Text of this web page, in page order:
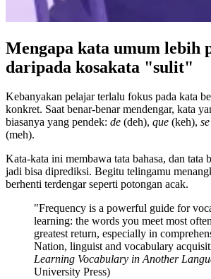
Mengapa kata umum lebih
daripada kosakata "sulit"
Kebanyakan pelajar terlalu fokus pada kata
konkret. Saat benar-benar mendengar, kata
biasanya yang pendek: de (deh), que (keh), se
(meh).
Kata-kata ini membawa tata bahasa, dan tata
jadi bisa diprediksi. Begitu telingamu
berhenti terdengar seperti potongan acak.
"Frequency is a powerful guide for
learning: the words you meet most
greatest return, especially in
Nation, linguist and vocabulary
Learning Vocabulary in Another
University Press)